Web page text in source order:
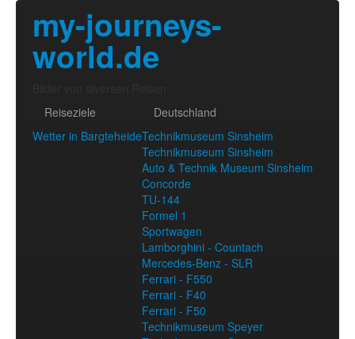
my-journeys-
world.de
Reiseziele
Wetter in Bargteheide
Deutschland
Technikmuseum Sinsheim
Technikmuseum Sinsheim
Auto & Technik Museum Sinsheim
Concorde
TU-144
Formel 1
Sportwagen
Lamborghini - Countach
Mercedes-Benz - SLR
Ferrari - F550
Ferrari - F40
Ferrari - F50
Technikmuseum Speyer